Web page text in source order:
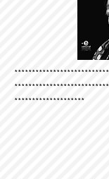
********************